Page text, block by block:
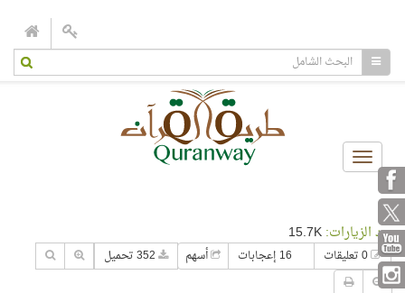
Toggle
navigation
عدد الزيارات:
16 إعجابات أسهم